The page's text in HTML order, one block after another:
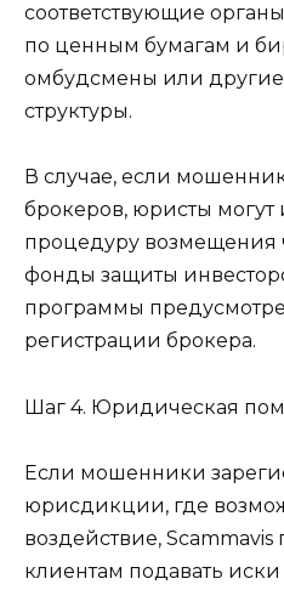
соответствующие
по ценным бумагам и
омбудсмены или другие
структуры.
В случае, если
брокеров, юристы
процедуру возмещения
фонды защиты
программы
регистрации брокера.
Шаг 4. Юридическая
Если мошенники
юрисдикции, где
воздействие, Scammavis
клиентам подавать